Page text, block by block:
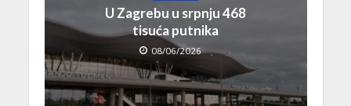
U Zagrebu u srpnju 468
tisuća putnika
08/06/2026